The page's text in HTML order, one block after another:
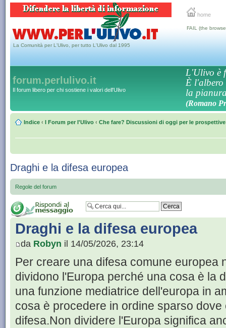
home
La Comunità per L'Ulivo, per tutto L'Ulivo dal 1995
FAIL (the
forum.perlulivo.it
Il forum libero per chi sostiene i valori dell'Ulivo
L'Ulivo è
È l'albero
la
(Romano
Indice ‹ I Forum per l'Ulivo ‹ Che fare? Discussioni di oggi per le
Draghi e la difesa europea
Regole del forum
Draghi e la difesa europea
da Robyn il 14/05/2026, 23:14
Per creare una difesa comune europea
dividono l'Europa perché una cosa è la
una funzione mediatrice dell'europa in
cosa è procedere in ordine sparso dove
difesa.Non dividere l'Europa significa